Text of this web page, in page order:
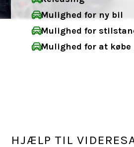
Mulighed for ny bil
Mulighed for
Mulighed for at
HJÆLP TIL